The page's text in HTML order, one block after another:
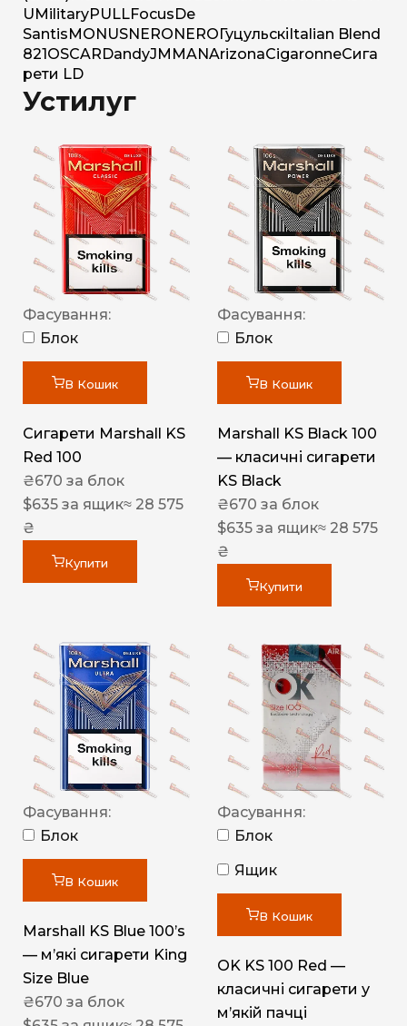
U MilitaryPULLFocus De
Santis MONUSNERO NERO Гуцульскі Italian Blend
821 OSCAR DandyJM MANArizonaCigaronneСига
рети LD
Устилуг
Фасування:
Блок
В Кошик
Сигарети Marshall KS
Red 100
₴670 за блок
$635 за ящик≈ 28 575
₴
Купити
Фасування:
Блок
В Кошик
Marshall KS Black 100
— класичні сигарети
KS Black
₴670 за блок
$635 за ящик≈ 28 575
₴
Купити
Фасування:
Блок
В Кошик
Marshall KS Blue 100’s
— м’які сигарети King
Size Blue
₴670 за блок
Фасування:
Блок
Ящик
В Кошик
OK KS 100 Red —
класичні сигарети у
м’якій пачці